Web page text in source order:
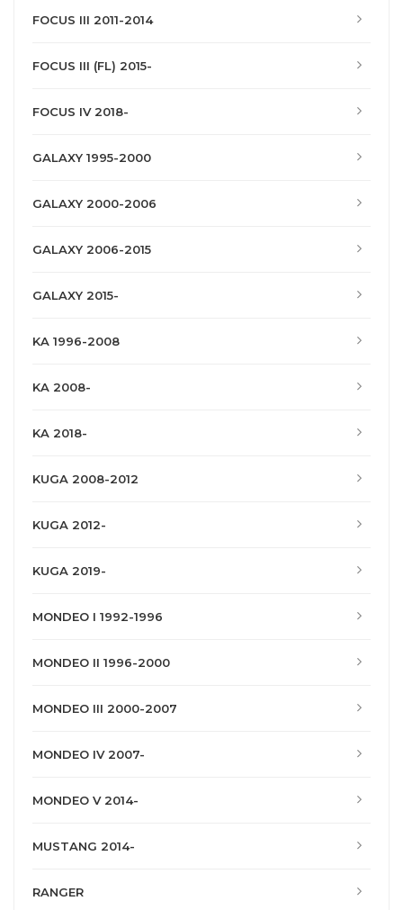
FOCUS III 2011-2014
FOCUS III (FL) 2015-
FOCUS IV 2018-
GALAXY 1995-2000
GALAXY 2000-2006
GALAXY 2006-2015
GALAXY 2015-
KA 1996-2008
KA 2008-
KA 2018-
KUGA 2008-2012
KUGA 2012-
KUGA 2019-
MONDEO I 1992-1996
MONDEO II 1996-2000
MONDEO III 2000-2007
MONDEO IV 2007-
MONDEO V 2014-
MUSTANG 2014-
RANGER